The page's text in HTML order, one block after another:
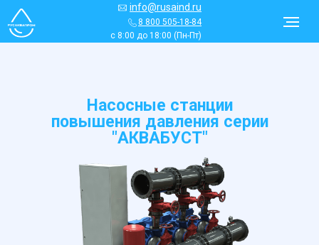
8 800 505-18-84
с 8:00 до 18:00 (Пн-Пт)
info@rusaind.ru
Насосные станции
повышения давления серии
"АКВАБУСТ"